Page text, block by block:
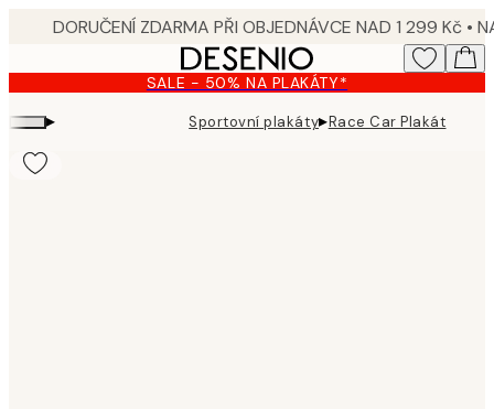
content.
SALE - 50% NA PLAKÁTY*
▸ Sportovní plakáty▸Race Car Plakát